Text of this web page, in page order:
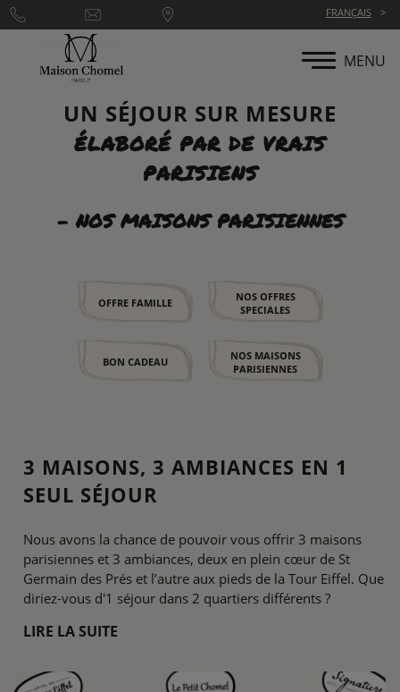
FRANÇAIS
MENU
UN SÉJOUR SUR MESURE
ÉLABORÉ PAR DE VRAIS
PARISIENS
- NOS MAISONS PARISIENNES
OFFRE FAMILLE
NOS OFFRES
SPECIALES
BON CADEAU
NOS MAISONS
PARISIENNES
3 MAISONS, 3 AMBIANCES EN 1
SEUL SÉJOUR
Nous avons la chance de pouvoir vous offrir 3 maisons
parisiennes et 3 ambiances, deux en plein cœur de St
Germain des Prés et l’autre aux pieds de la Tour Eiffel. Que
diriez-vous d'1 séjour dans 2 quartiers différents ?
LIRE LA SUITE
Panneau de gestion des cookies